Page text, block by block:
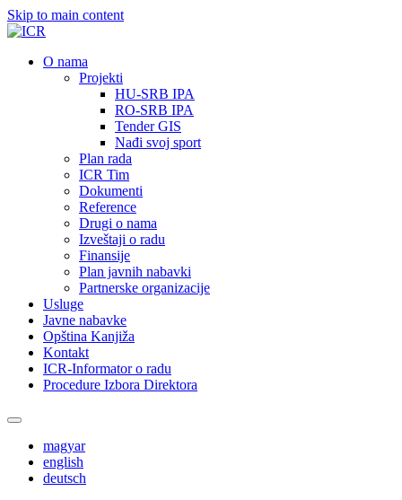
Skip to main content
О nama
Projekti
HU-SRB IPA
RO-SRB IPA
Tender GIS
Nađi svoj sport
Plan rada
ICR Tim
Dokumenti
Reference
Drugi o nama
Izveštaji o radu
Finansije
Plan javnih nabavki
Partnerske organizacije
Usluge
Javne nabavke
Opština Kanjiža
Kontakt
ICR-Informator o radu
Procedure Izbora Direktora
magyar
english
deutsch